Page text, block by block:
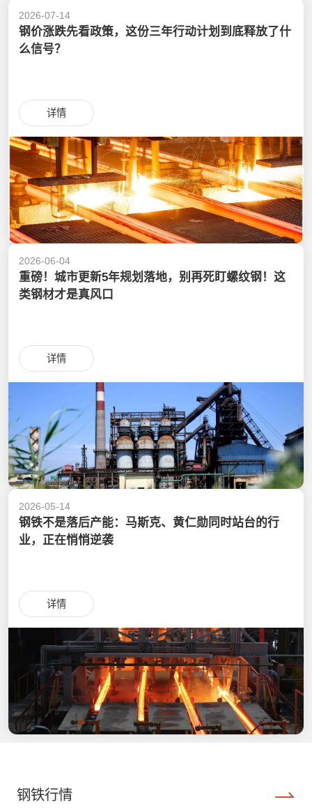
2026-07-14
钢价涨跌先看政策，这份三年行动计划到底释放了什
么信号？
详情
2026-06-04
重磅！城市更新5年规划落地，别再死盯螺纹钢！这
类钢材才是真风口
详情
2026-05-14
钢铁不是落后产能：马斯克、黄仁勋同时站台的行
业，正在悄悄逆袭
详情
钢铁行情